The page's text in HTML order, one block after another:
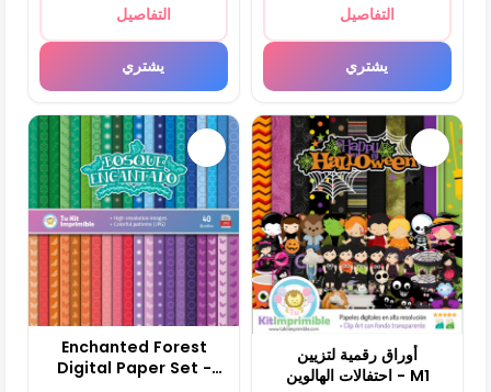
التفاصيل
يشتري
التفاصيل
يشتري
Enchanted Forest
Digital Paper Set -
أوراق رقمية لتزيين
احتفالات الهالوين - M1